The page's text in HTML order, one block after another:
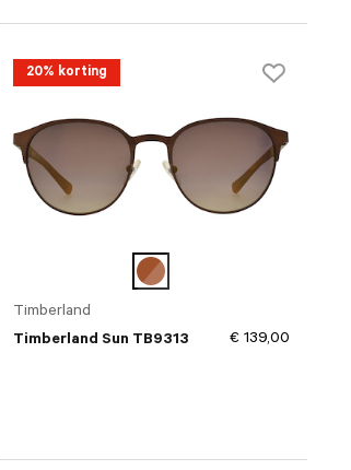
20% korting
Timberland
Timberland Sun TB9313
€ 139,00